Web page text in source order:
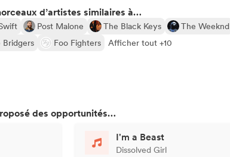
d’artistes similaires à…
Post Malone The Black Keys
The Weeknd
Bridgers Foo Fighters Afficher tout +10
des opportunités…
I'm a Beast
Dissolved Girl